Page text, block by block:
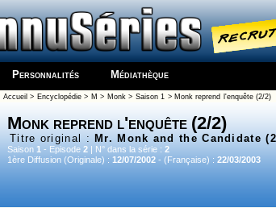
Personnalités Médiathèque
Accueil > Encyclopédie> M > Monk> Saison 1 > Monk reprend l'enquête (2/2)
Monk reprend l'enquête (2/2)
Titre original : Mr. Monk and the Candidate
Saison 1 - Episode 2 | N° dans la série : 2
1ère Diffusion (Originale) : 12/07/2002 - (Française) : 22/03/2003